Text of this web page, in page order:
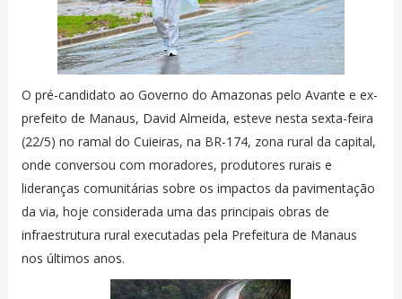
O pré-candidato ao Governo do Amazonas pelo Avante e ex-
prefeito de Manaus, David Almeida, esteve nesta sexta-feira
(22/5) no ramal do Cuieiras, na BR-174, zona rural da capital,
onde conversou com moradores, produtores rurais e
lideranças comunitárias sobre os impactos da pavimentação
da via, hoje considerada uma das principais obras de
infraestrutura rural executadas pela Prefeitura de Manaus
nos últimos anos.